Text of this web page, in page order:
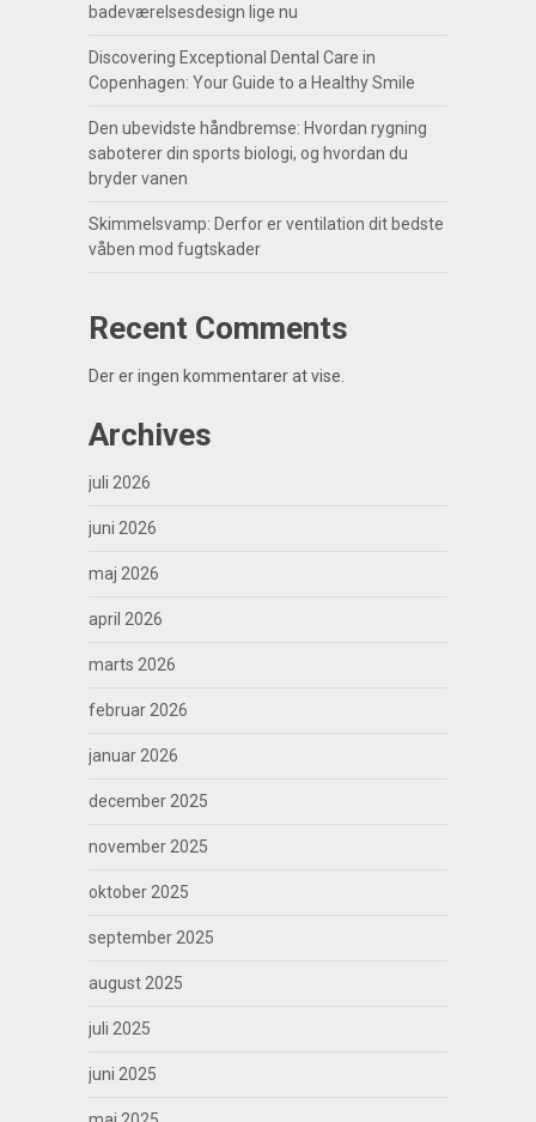
badeværelsesdesign lige nu
Discovering Exceptional Dental Care in
Copenhagen: Your Guide to a Healthy Smile
Den ubevidste håndbremse: Hvordan rygning
saboterer din sports biologi, og hvordan du
bryder vanen
Skimmelsvamp: Derfor er ventilation dit bedste
våben mod fugtskader
Recent Comments
Der er ingen kommentarer at vise.
Archives
juli 2026
juni 2026
maj 2026
april 2026
marts 2026
februar 2026
januar 2026
december 2025
november 2025
oktober 2025
september 2025
august 2025
juli 2025
juni 2025